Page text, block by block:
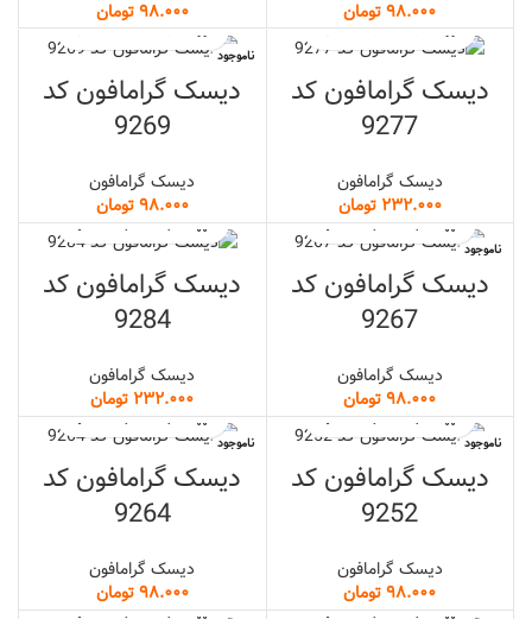
تومان
تومان
دیسک گرامافون کد
9277
دیسک گرامافون
تومان
ناموجود
دیسک گرامافون کد
9269
دیسک گرامافون
تومان
ناموجود
دیسک گرامافون کد
9267
دیسک گرامافون
تومان
دیسک گرامافون کد
9284
دیسک گرامافون
تومان
ناموجود
دیسک گرامافون کد
9252
دیسک گرامافون
تومان
ناموجود
دیسک گرامافون کد
9264
دیسک گرامافون
تومان